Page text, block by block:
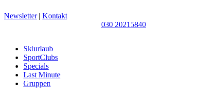
Newsletter| Kontakt
030 20215840
Skiurlaub
SportClubs
Specials
Last Minute
Gruppen